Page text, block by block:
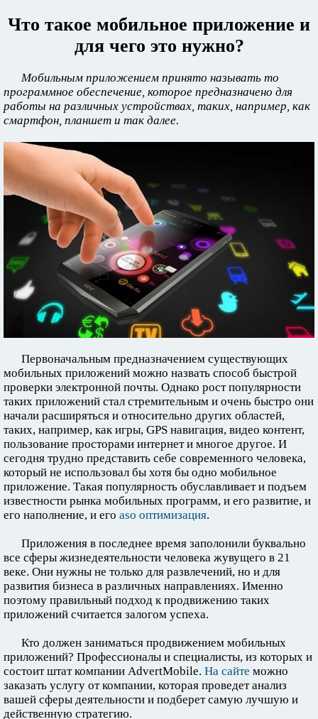
Что такое мобильное приложение и
для чего это нужно?
Мобильным приложением принято называть то
программное обеспечение, которое предназначено для
работы на различных устройствах, таких, например, как
смартфон, планшет и так далее.
Первоначальным предназначением существующих
мобильных приложений можно назвать способ быстрой
проверки электронной почты. Однако рост популярности
таких приложений стал стремительным и очень быстро они
начали расширяться и относительно других областей,
таких, например, как игры, GPS навигация, видео контент,
пользование просторами интернет и многое другое. И
сегодня трудно представить себе современного человека,
который не использовал бы хотя бы одно мобильное
приложение. Такая популярность обуславливает и подъем
известности рынка мобильных программ, и его развитие, и
его наполнение, и его aso оптимизация.
Приложения в последнее время заполонили буквально
все сферы жизнедеятельности человека жувущего в 21
веке. Они нужны не только для развлечений, но и для
развития бизнеса в различных направлениях. Именно
поэтому правильный подход к продвижению таких
приложений считается залогом успеха.
Кто должен заниматься продвижением мобильных
приложений? Профессионалы и специалисты, из которых и
состоит штат компании AdvertMobile. На сайте можно
заказать услугу от компании, которая проведет анализ
вашей сферы деятельности и подберет самую лучшую и
действенную стратегию.